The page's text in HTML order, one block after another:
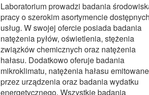
Laboratorium prowadzi badania
pracy o szerokim asortymencie
usług. W swojej ofercie posiada badania
natężenia pyłów, oświetlenia, stężenia
związków chemicznych oraz natężenia
hałasu. Dodatkowo oferuje badania
mikroklimatu, natężenia hałasu
przez urządzenia oraz badania wydatku
energetycznego. Wszystkie badania